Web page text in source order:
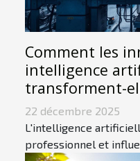
Comment les
intelligence
transforment-
22 décembre 2025
L'intelligence
professionnel et